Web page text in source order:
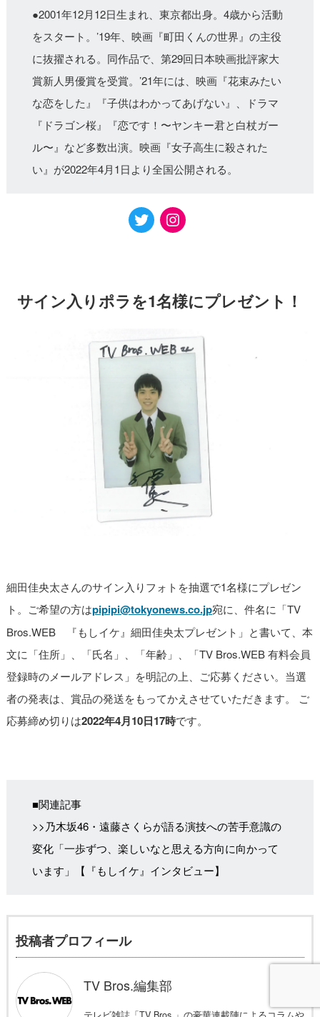
●2001年12月12日生まれ、東京都出身。4歳から活動
をスタート。’19年、映画『町田くんの世界』の主役
に抜擢される。同作品で、第29回日本映画批評家大
賞新人男優賞を受賞。’21年には、映画『花束みたい
な恋をした』『子供はわかってあげない』、ドラマ
『ドラゴン桜』『恋です！〜ヤンキー君と白杖ガー
ル〜』など多数出演。映画『女子高生に殺された
い』が2022年4月1日より全国公開される。
サイン入りポラを1名様にプレゼント！
細田佳央太さんのサイン入りフォトを抽選で1名様にプレゼン
ト。ご希望の方はpipipi@tokyonews.co.jp宛に、件名に「TV
Bros.WEB 『もしイケ』細田佳央太プレゼント」と書いて、本
文に「住所」、「氏名」、「年齢」、「TV Bros.WEB 有料会員
登録時のメールアドレス」を明記の上、ご応募ください。当選
者の発表は、賞品の発送をもってかえさせていただきます。 ご
応募締め切りは2022年4月10日17時です。
■関連記事
>>乃木坂46・遠藤さくらが語る演技への苦手意識の
変化「一歩ずつ、楽しいなと思える方向に向かって
います」【『もしイケ』インタビュー】
投稿者プロフィール
TV Bros.編集部